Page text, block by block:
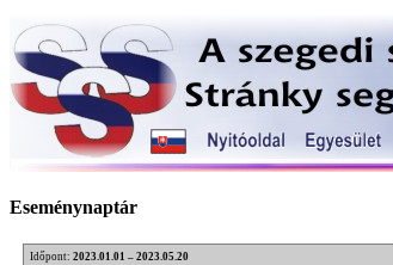
Eseménynaptár
Időpont: 2023.01.01 – 2023.05.20